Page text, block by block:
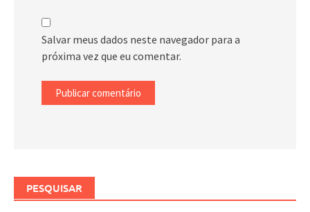
Salvar meus dados neste navegador para a
próxima vez que eu comentar.
PESQUISAR